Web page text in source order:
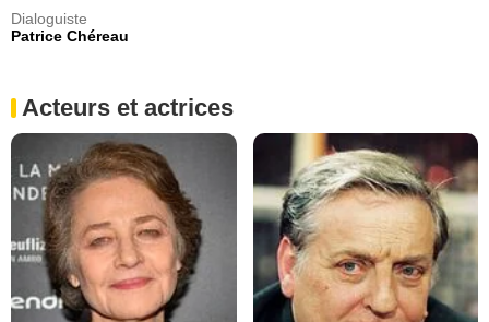
Dialoguiste
Patrice Chéreau
Acteurs et actrices